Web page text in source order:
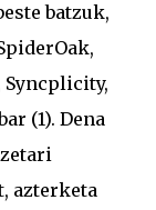
batzuk,
Syncplicity,
(1). Dena
azterketa